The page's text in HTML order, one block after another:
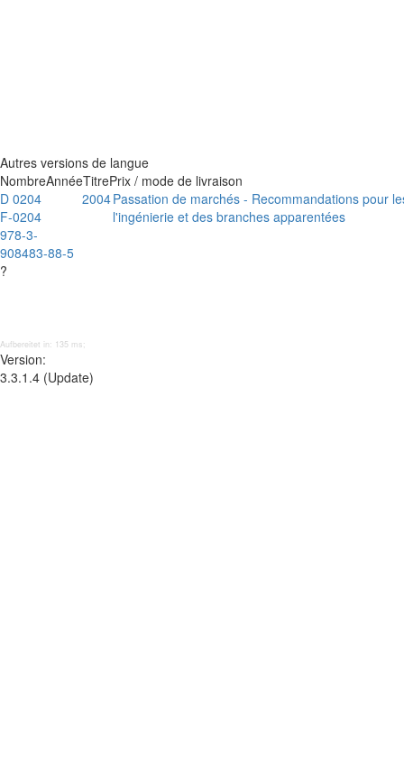
Autres versions de langue
NombreAnnéeTitrePrix / mode de livraison
D 0204
F-0204
978-3-
908483-88-5
?
2004Passation de marchés - Recommandations pour
l'ingénierie et des branches apparentées
Aufbereitet in: 135 ms;
Version:
3.3.1.4 (Update)